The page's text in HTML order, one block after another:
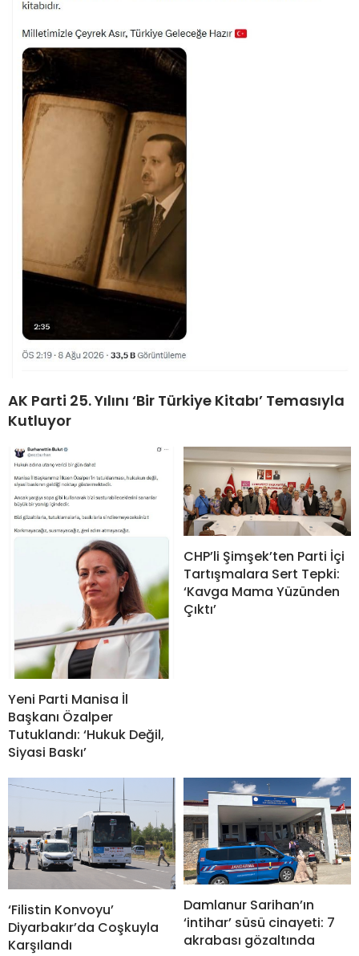
AK Parti 25. Yılını ‘Bir Türkiye Kitabı’ Temasıyla
Kutluyor
Yeni Parti Manisa İl
Başkanı Özalper
Tutuklandı: ‘Hukuk Değil,
Siyasi Baskı’
CHP’li Şimşek’ten Parti İçi
Tartışmalara Sert Tepki:
‘Kavga Mama Yüzünden
Çıktı’
‘Filistin Konvoyu’
Diyarbakır’da Coşkuyla
Karşılandı
Damlanur Sarihan’ın
‘intihar’ süsü cinayeti: 7
akrabası gözaltında